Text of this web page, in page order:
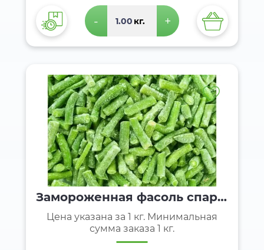
- кг. +
Замороженная фасоль спарж
евая резаная
Цена указана за 1 кг. Минимальная
сумма заказа 1 кг.